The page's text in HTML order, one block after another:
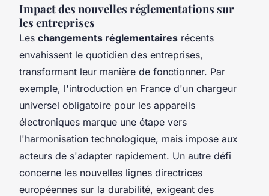
Impact des nouvelles réglementations sur
les entreprises
Les changements réglementaires récents
envahissent le quotidien des entreprises,
transformant leur manière de fonctionner. Par
exemple, l'introduction en France d'un chargeur
universel obligatoire pour les appareils
électroniques marque une étape vers
l'harmonisation technologique, mais impose aux
acteurs de s'adapter rapidement. Un autre défi
concerne les nouvelles lignes directrices
européennes sur la durabilité, exigeant des